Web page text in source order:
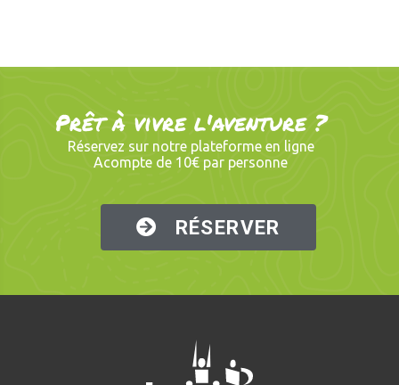
Prêt à vivre l'aventure ?
Réservez sur notre plateforme en ligne
Acompte de 10€ par personne
RÉSERVER